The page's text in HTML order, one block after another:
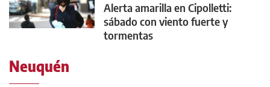
Alerta amarilla en Cipolletti:
sábado con viento fuerte y
tormentas
Neuquén